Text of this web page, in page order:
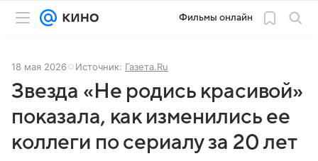
Фильмы онлайн
18 мая 2026 Источник: Газета.Ru
Звезда «Не родись красивой»
показала, как изменились ее
коллеги по сериалу за 20 лет